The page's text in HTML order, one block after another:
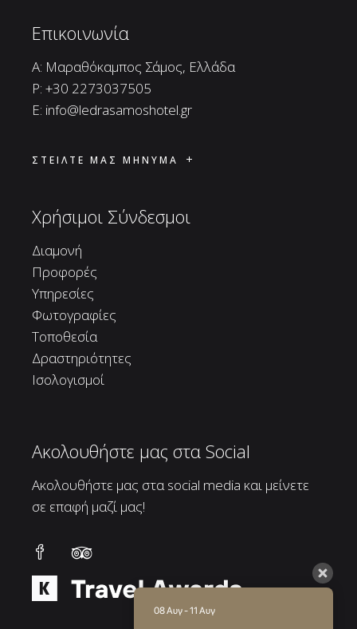
Επικοινωνία
A: Μαραθόκαμπος Σάμος, Ελλάδα
P: +30 2273037505
E: info@ledrasamoshotel.gr
ΣΤΕΙΛΤΕ ΜΑΣ ΜΗΝΥΜΑ
Χρήσιμοι Σύνδεσμοι
Διαμονή
Προφορές
Υπηρεσίες
Φωτογραφίες
Τοποθεσία
Δραστηριότητες
Ισολογισμοί
Ακολουθήστε μας στα Social
Ακολουθήστε μας στα social media και μείνετε
σε επαφή μαζί μας!
08 Αυγ - 11 Αυγ